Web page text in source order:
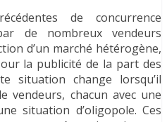
de concurrence
de nombreux vendeurs
d’un marché hétérogène,
la publicité de la part des
situation change lorsqu’il
vendeurs, chacun avec une
situation d’oligopole. Ces